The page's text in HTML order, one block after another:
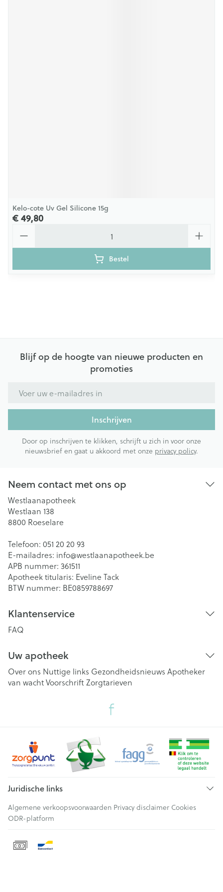
Kelo-cote Uv Gel Silicone 15g
€ 49,80
Bestel
Blijf op de hoogte van nieuwe producten en
promoties
Inschrijven
Door op inschrijven te klikken, schrijft u zich in voor onze
nieuwsbrief en gaat u akkoord met onze privacy policy.
Neem contact met ons op
Westlaanapotheek
Westlaan 138
8800 Roeselare
Telefoon: 051 20 20 93
E-mailadres: info@westlaanapotheek.be
APB nummer: 361511
Apotheek titularis: Eveline Tack
BTW nummer: BE0859788697
Klantenservice
FAQ
Uw apotheek
Over ons Nuttige links Gezondheidsnieuws Apotheker
van wachtVoorschriftZorgtarieven
Juridische links
Algemene verkoopsvoorwaarden Privacy disclaimer Cookies
ODR-platform